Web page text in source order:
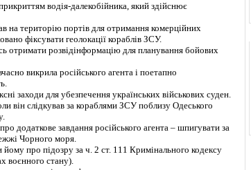
водія-далекобійника, який здійснює
на територію портів для отримання комерційних
фіксувати геолокації кораблів ЗСУ.
отримати розвідінформацію для планування бойових
викрила російського агента і поетапно
заходи для убезпечення українських військових суден.
він слідкував за кораблями ЗСУ поблизу Одеського
додаткове завдання російського агента – шпигувати за
Чорного моря.
про підозру за ч. 2 ст. 111 Кримінального кодексу
воєнного стану).